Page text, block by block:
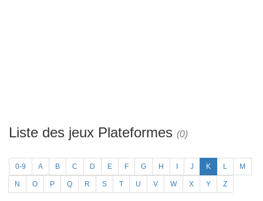
Liste des jeux Plateformes (0)
0-9 A B C D E F G H J K L M
N O P Q R S T U V W X Y Z